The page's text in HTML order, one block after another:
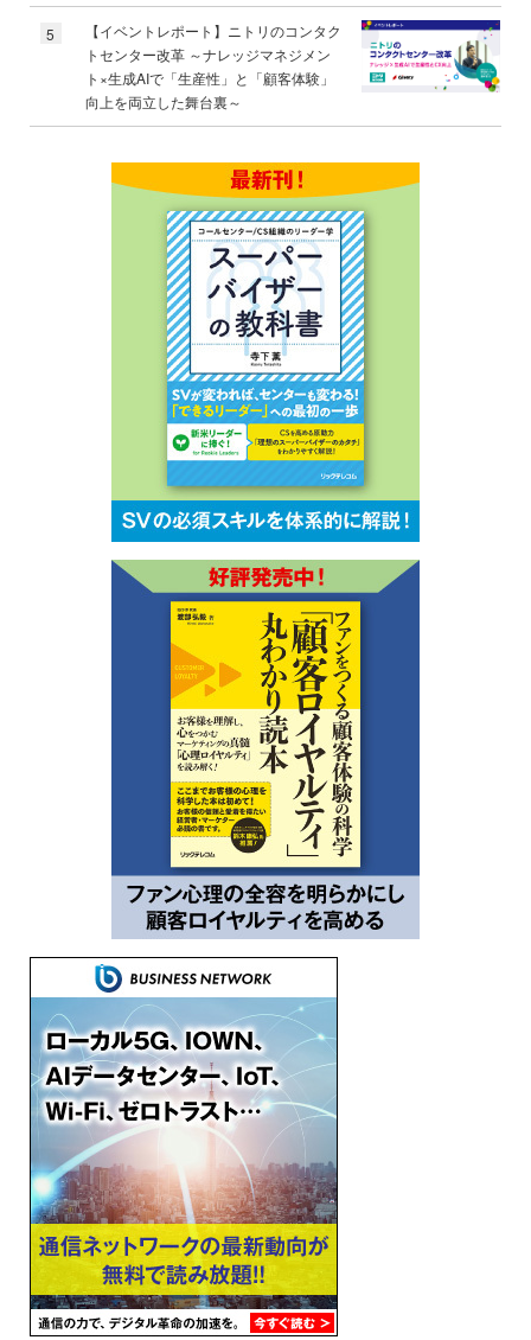
5
【イベントレポート】ニトリのコンタク
トセンター改革 ～ナレッジマネジメン
ト×生成AIで「生産性」と「顧客体験」
向上を両立した舞台裏～